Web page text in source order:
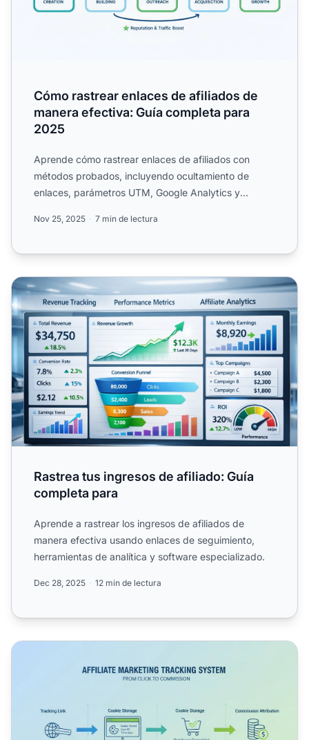
Cómo rastrear enlaces de afiliados de
manera efectiva: Guía completa para
2025
Aprende cómo rastrear enlaces de afiliados con
métodos probados, incluyendo ocultamiento de
enlaces, parámetros UTM, Google Analytics y
Nov 25, 2025 7 min de lectura
Rastrea tus ingresos de afiliado: Guía completa para
Rastrea tus ingresos de afiliado: Guía
completa para
Aprende a rastrear los ingresos de afiliados de
manera efectiva usando enlaces de seguimiento,
herramientas de analítica y software especializado.
Dec 28, 2025 12 min de lectura
¿Cómo se rastrea el marketing de afiliados? Guía